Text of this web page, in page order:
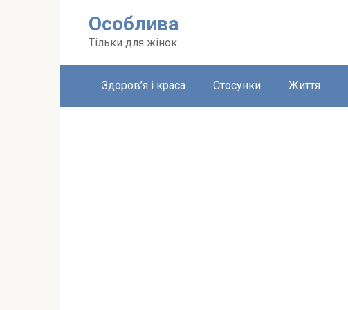
Особлива
Тільки для жінок
Здоров’я і краса Стосунки Життя